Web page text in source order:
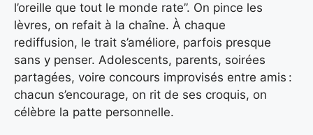
l’oreille que tout le monde rate”. On pince les
lèvres, on refait à la chaîne. À chaque
rediffusion, le trait s’améliore, parfois presque
sans y penser. Adolescents, parents, soirées
partagées, voire concours improvisés entre amis :
chacun s’encourage, on rit de ses croquis, on
célèbre la patte personnelle.